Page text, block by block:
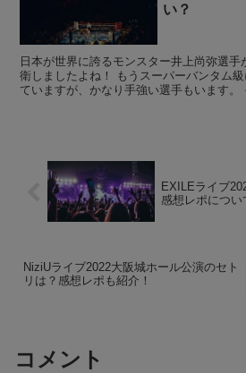
い？
日本が世界に誇るモンスター井上尚弥選
衛しましたよね！ もうスーパーバンタム
ていますが、かなり手強い選手もいます。
フマダリエフです。 そんな中多くの人は
EXILEライブ
感想レポにつ
NiziUライブ2022大阪城ホール公演のセト
リは？感想レポも紹介！
コメント